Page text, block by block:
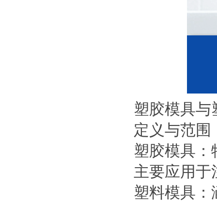
塑胶模具与
定义与范围
塑胶模具：
主要应用于
塑料模具：